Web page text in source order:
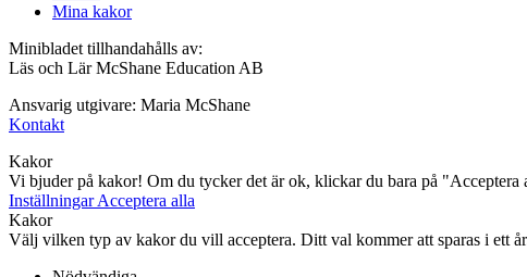
Mina kakor
Minibladet tillhandahålls av:
Läs och Lär McShane Education AB
Ansvarig utgivare: Maria McShane
Kontakt
Kakor
Vi bjuder på kakor! Om du tycker det är ok, klickar du bara på
InställningarAcceptera alla
Kakor
Välj vilken typ av kakor du vill acceptera. Ditt val kommer att sparas i ett